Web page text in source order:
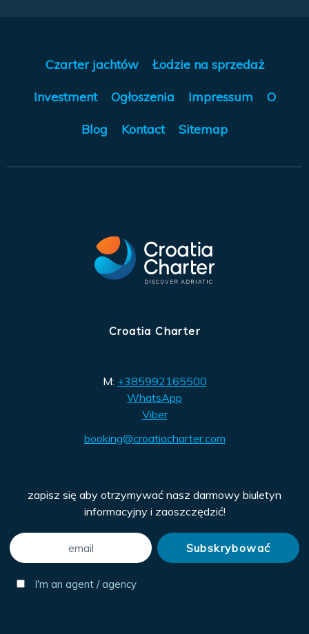
Czarter jachtów Łodzie na sprzedaż
Investment Ogłoszenia Impressum O
Blog Kontact Sitemap
Croatia Charter
M: +385992165500
WhatsApp
Viber
booking@croatiacharter.com
zapisz się aby otrzymywać nasz darmowy biuletyn
informacyjny i zaoszczędzić!
I'm an agent / agency